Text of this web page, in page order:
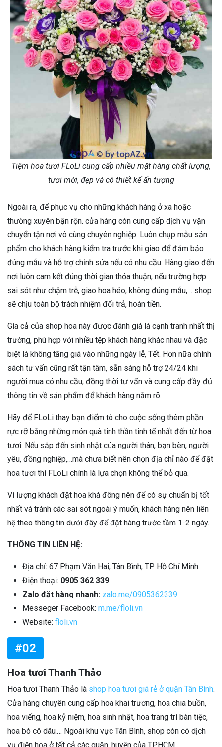
Tiệm hoa tươi FLoLi cung cấp nhiều mặt hàng chất lượng,
tươi mới, đẹp và có thiết kế ấn tượng
Ngoài ra, để phục vụ cho những khách hàng ở xa hoặc
thường xuyên bận rộn, cửa hàng còn cung cấp dịch vụ vận
chuyển tận nơi vô cùng chuyên nghiệp. Luôn chụp mẫu sản
phẩm cho khách hàng kiểm tra trước khi giao để đảm bảo
đúng mẫu và hỗ trợ chỉnh sửa nếu có nhu cầu. Hàng giao đến
nơi luôn cam kết đúng thời gian thỏa thuận, nếu trường hợp
sai sót như chậm trễ, giao hoa héo, không đúng mẫu,… shop
sẽ chịu toàn bộ trách nhiệm đổi trả, hoàn tiền.
Gía cả của shop hoa này được đánh giá là cạnh tranh nhất thị
trường, phù hợp với nhiều tệp khách hàng khác nhau và đặc
biệt là không tăng giá vào những ngày lễ, Tết. Hơn nữa chính
sách tư vấn cũng rất tận tâm, sẵn sàng hỗ trợ 24/24 khi
người mua có nhu cầu, đồng thời tư vấn và cung cấp đầy đủ
thông tin về sản phẩm để khách hàng nắm rõ.
Hãy để FLoLi thay bạn điểm tô cho cuộc sống thêm phần
rực rỡ bằng những món quà tinh thần tinh tế nhất đến từ hoa
tươi. Nếu sắp đến sinh nhật của người thân, bạn bèn, người
yêu, đồng nghiệp,…mà chưa biết nên chọn địa chỉ nào để đặt
hoa tươi thì FLoLi chính là lựa chọn không thể bỏ qua.
Vì lượng khách đặt hoa khá đông nên để có sự chuẩn bị tốt
nhất và tránh các sai sót ngoài ý muốn, khách hàng nên liên
hệ theo thông tin dưới đây để đặt hàng trước tầm 1-2 ngày.
THÔNG TIN LIÊN HỆ:
Địa chỉ: 67 Phạm Văn Hai, Tân Bình, TP. Hồ Chí Minh
Điện thoại: 0905 362 339
Zalo đặt hàng nhanh: zalo.me/0905362339
Messeger Facebook: m.me/floli.vn
Website: floli.vn
#02
Hoa tươi Thanh Thảo
Hoa tươi Thanh Thảo là shop hoa tươi giá rẻ ở quận Tân Bình.
Cửa hàng chuyên cung cấp hoa khai trương, hoa chia buồn,
hoa viếng, hoa kỷ niệm, hoa sinh nhật, hoa trang trí bàn tiệc,
hoa bó cô dâu,… Ngoài khu vực Tân Bình, shop còn có dịch
vụ điện hoa ở tất cả các quận, huyện của TPHCM.